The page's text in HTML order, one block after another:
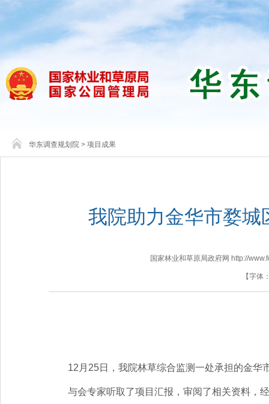
华东调查规划院 > 项目成果
我院助力金华市婺
国家林业和草原局政府网 http://
【字体
12月25日，我院林草综合监测一处承担的金华
与会专家听取了项目汇报，审阅了相关资料，